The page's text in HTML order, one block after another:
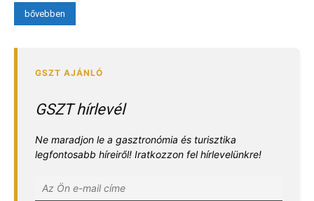
bővebben
GSZT hírlevél
Ne maradjon le a gasztronómia és turisztika
legfontosabb híreiről! Iratkozzon fel hírlevelünkre!